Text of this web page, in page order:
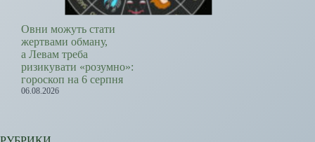
Овни можуть стати
жертвами обману,
а Левам треба
ризикувати «розумно»:
гороскоп на 6 серпня
06.08.2026